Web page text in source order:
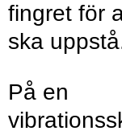
fingret för
ska
På en